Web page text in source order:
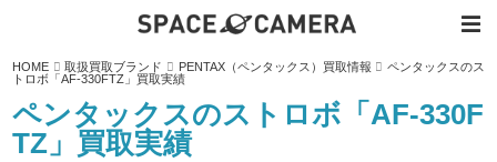
容
ッ
HOME 取扱買取ブランド PENTAX（ペンタックス）買取情報
ペンタックスのス
トロボ「AF-330FTZ」買取実績
ペンタックスのストロボ「AF-330F
TZ」買取実績